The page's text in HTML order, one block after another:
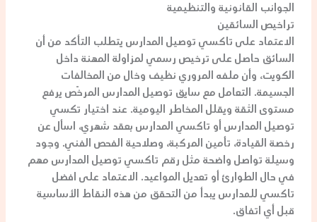
الجوانب القانونية والتنظيمية
تراخيص السائقين
الاعتماد على تاكسي توصيل المدارسيتطلب التأكد من أن
السائق حاصل على ترخيص رسمي لمزاولة المهنة داخل
الكويت، وأن ملفه المروري نظيف وخالٍ من المخالفات
الجسيمة. التعامل مع سايق توصيل المدارسالمرخّص يرفع
مستوى الثقة ويقلل المخاطر اليومية. عند اختيار تكسي
توصيل المدارسأو تاكسي المدارسبعقد شهري، اسأل عن
رخصة القيادة، تأمين المركبة، وصلاحية الفحص الفني. وجود
وسيلة تواصل واضحة مثل رقم تاكسي توصيل المدارسمهم
في حال الطوارئ أو تعديل المواعيد. الاعتماد على افضل
تاكسي للمدارسيبدأ من التحقق من هذه النقاط الأساسية
قبل أي اتفاق.